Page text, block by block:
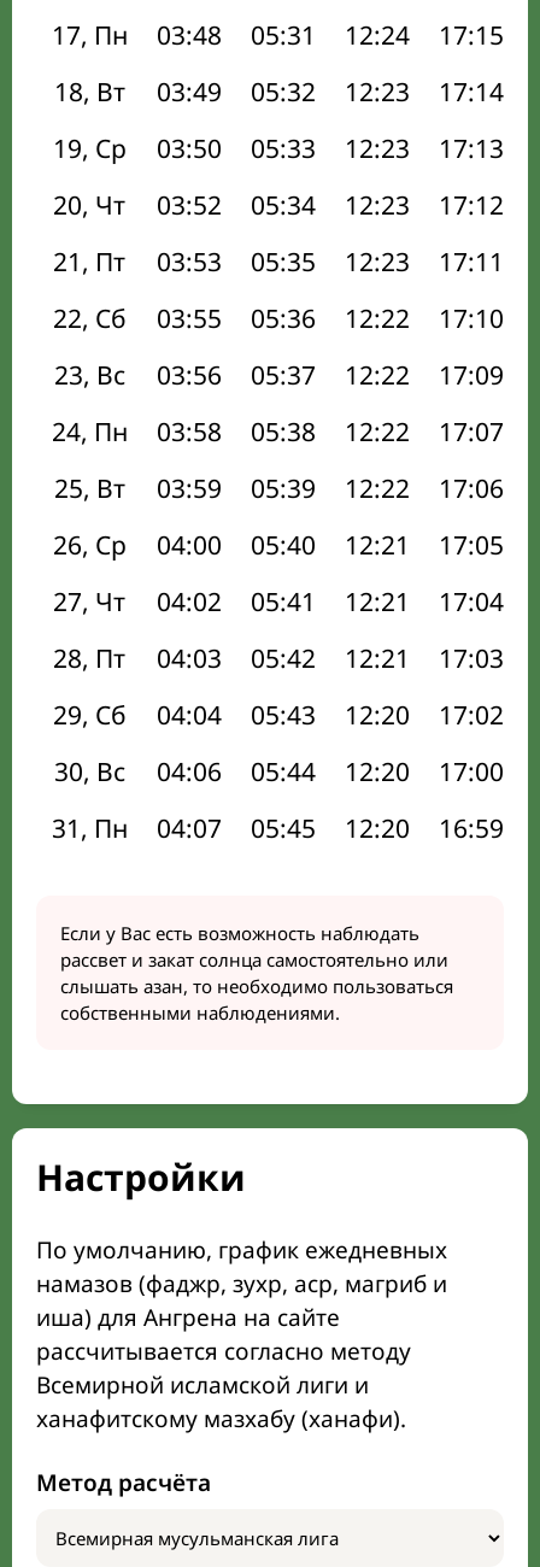
17, Пн
03:48 05:31 12:24 17:15
18, Вт
03:49 05:32 12:23 17:14
19, Ср
03:50 05:33 12:23 17:13
20, Чт
03:52 05:34 12:23 17:12
21, Пт
03:53 05:35 12:23 17:11
22, Сб
03:55 05:36 12:22 17:10
23, Вс
03:56 05:37 12:22 17:09
24, Пн
03:58 05:38 12:22 17:07
25, Вт
03:59 05:39 12:22 17:06
26, Ср
04:00 05:40 12:21 17:05
27, Чт
04:02 05:41 12:21 17:04
28, Пт
04:03 05:42 12:21 17:03
29, Сб
04:04 05:43 12:20 17:02
30, Вс
04:06 05:44 12:20 17:00
31, Пн
04:07 05:45 12:20 16:59
Если у Вас есть возможность наблюдать
рассвет и закат солнца самостоятельно или
слышать азан, то необходимо пользоваться
собственными наблюдениями.
Настройки
По умолчанию, график ежедневных
намазов (фаджр, зухр, аср, магриб и
иша) для Ангрена на сайте
рассчитывается согласно методу
Всемирной исламской лиги и
ханафитскому мазхабу (ханафи).
Метод расчёта